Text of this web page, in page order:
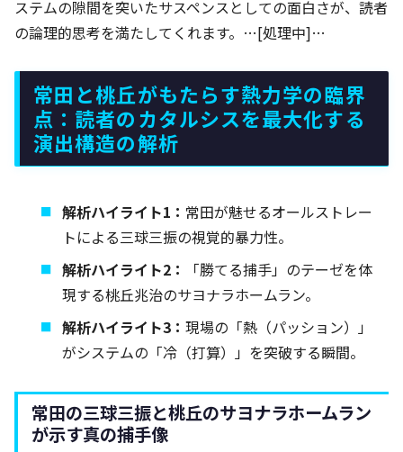
ステムの隙間を突いたサスペンスとしての面白さが、読者
の論理的思考を満たしてくれます。…[処理中]…
常田と桃丘がもたらす熱力学の臨界
点：読者のカタルシスを最大化する
演出構造の解析
解析ハイライト1： 常田が魅せるオールストレー
トによる三球三振の視覚的暴力性。
解析ハイライト2：
「勝てる捕手」のテーゼを体
現する桃丘兆治のサヨナラホームラン。
解析ハイライト3：現場の「熱（パッション）」
がシステムの「冷（打算）」を突破する瞬間。
常田の三球三振と桃丘のサヨナラホームラン
が示す真の捕手像